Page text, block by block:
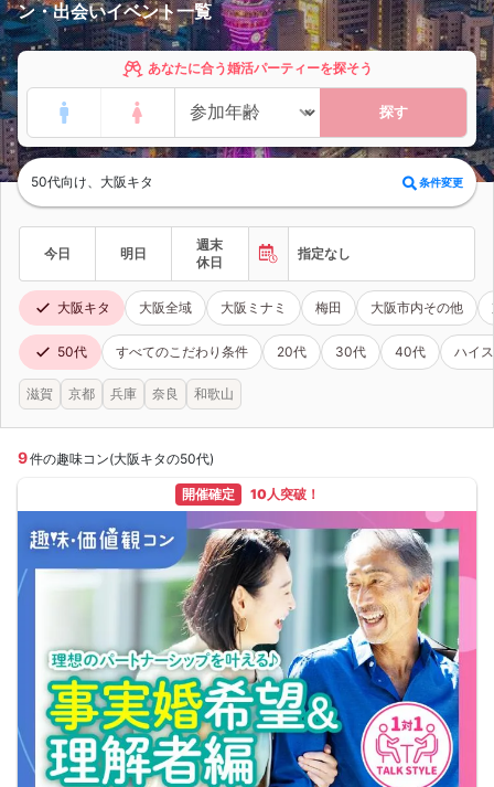
ン・出会いイベント一覧
あなたに合う婚活パーティーを探そう
探す
50代向け、大阪キタ 条件変更
今日 明日
週末
休日
指定なし
大阪キタ 大阪全域 大阪ミナミ 梅田 大阪市内その他
50代 すべてのこだわり条件 20代 30代 40代 ハイ
滋賀 京都 兵庫 奈良 和歌山
9件の趣味コン(大阪キタの50代)
開催確定 10人突破！